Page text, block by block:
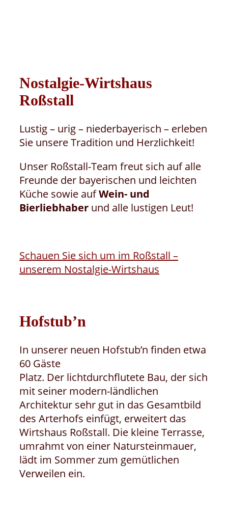
Nostalgie-Wirtshaus
Roßstall
Lustig – urig – niederbayerisch – erleben
Sie unsere Tradition und Herzlichkeit!
Unser Roßstall-Team freut sich auf alle
Freunde der bayerischen und leichten
Küche sowie aufWein- und
Bierliebhaber und alle lustigen Leut!
Schauen Sie sich um im Roßstall –
unserem Nostalgie-Wirtshaus
Hofstub’n
In unserer neuen Hofstub’n finden etwa
60 Gäste
Platz. Der lichtdurchflutete Bau, der sich
mit seiner modern-ländlichen
Architektur sehr gut in das Gesamtbild
des Arterhofs einfügt, erweitert das
Wirtshaus Roßstall. Die kleine Terrasse,
umrahmt von einer Natursteinmauer,
lädt im Sommer zum gemütlichen
Verweilen ein.